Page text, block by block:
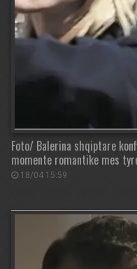
Foto/ Balerina shqiptare
momente romantike mes
18/04 15:59